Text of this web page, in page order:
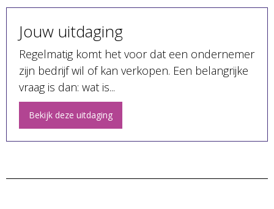
Jouw uitdaging
Regelmatig komt het voor dat een ondernemer
zijn bedrijf wil of kan verkopen. Een belangrijke
vraag is dan: wat is...
Bekijk deze uitdaging